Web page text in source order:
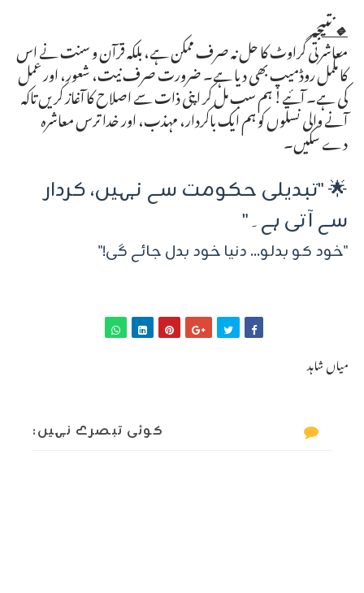
🔹 نتیجہ
معاشرتی گراوٹ کا حل نہ صرف ممکن ہے، بلکہ قرآن و سنت نے اس
کا مکمل روڈمیپ بھی دیا ہے۔ ضرورت صرف نیت، شعور، اور عمل
کی ہے۔ آئیے! ہم سب مل کر اپنی ذات سے اصلاح کا آغاز کریں تاکہ
آنے والی نسلوں کو ہم ایک باکردار، مہذب، اور خدا ترس معاشرہ
دے سکیں۔
🌟 "تبدیلی حکومت سے نہیں، کردار
سے آتی ہے۔"
"خود کو بدلو... دنیا خود بدل جائے گی!"
میاں شاہد
کوئی تبصرے نہیں: